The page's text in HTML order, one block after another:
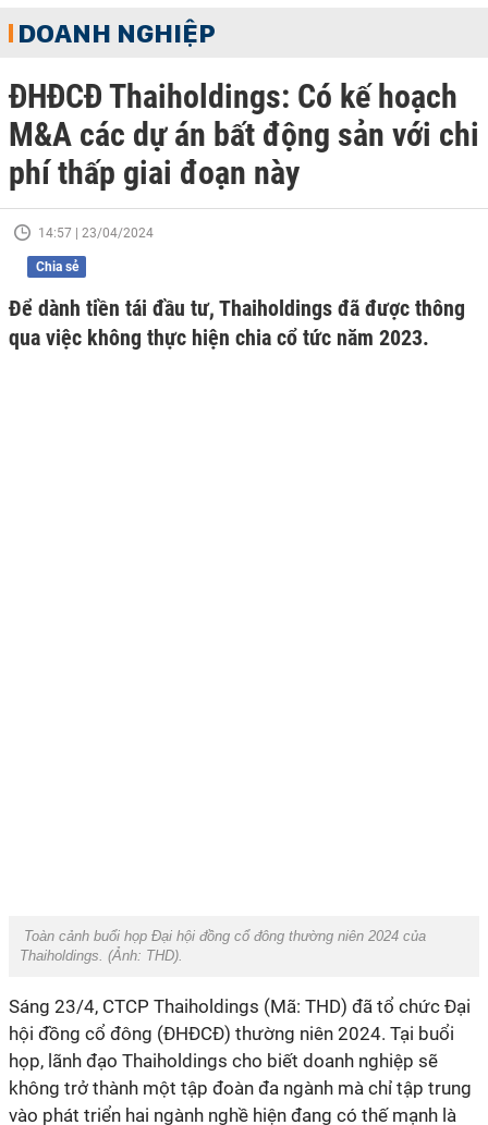
DOANH NGHIỆP
ĐHĐCĐ Thaiholdings: Có kế hoạch
M&A các dự án bất động sản với chi
phí thấp giai đoạn này
14:57 | 23/04/2024
Chia sẻ
Để dành tiền tái đầu tư, Thaiholdings đã được thông
qua việc không thực hiện chia cổ tức năm 2023.
Toàn cảnh buổi họp Đại hội đồng cổ đông thường niên 2024 của
Thaiholdings. (Ảnh: THD).
Sáng 23/4, CTCP Thaiholdings (Mã: THD) đã tổ chức Đại
hội đồng cổ đông (ĐHĐCĐ) thường niên 2024. Tại buổi
họp, lãnh đạo Thaiholdings cho biết doanh nghiệp sẽ
không trở thành một tập đoàn đa ngành mà chỉ tập trung
vào phát triển hai ngành nghề hiện đang có thế mạnh là